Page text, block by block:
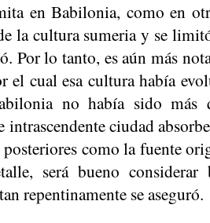
en Babilonia, como en
la cultura sumeria y se
Por lo tanto, es aún más
el cual esa cultura había
no había sido
intrascendente ciudad
posteriores como la fuente
será bueno considerar
repentinamente se aseguró.